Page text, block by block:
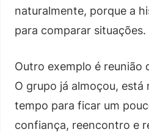
naturalmente, porque a
para comparar situações.
Outro exemplo é reunião
O grupo já almoçou, está
tempo para ficar um
confiança, reencontro e